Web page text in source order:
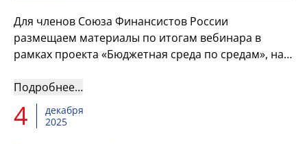
Для членов Союза Финансистов России
размещаем материалы по итогам вебинара в
рамках проекта «Бюджетная среда по средам», на
финансов Российской Федерации Кадочник...
Подробнее…
4
декабря
2025